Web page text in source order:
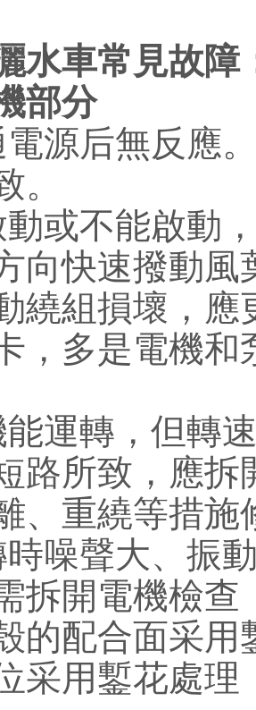
水車常見故障
部分
電源后無反應
。
或不能啟動
向快速撥動風
繞組損壞，
，多是電機
能運轉，但轉
路所致，應拆
、重繞等措施
噪聲大、振
拆開電機檢查
的配合面采用
采用鏨花處